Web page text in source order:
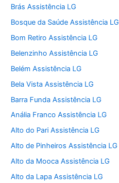
Brás Assistência LG
Bosque da Saúde Assistência LG
Bom Retiro Assistência LG
Belenzinho Assistência LG
Belém Assistência LG
Bela Vista Assistência LG
Barra Funda Assistência LG
Anália Franco Assistência LG
Alto do Pari Assistência LG
Alto de Pinheiros Assistência LG
Alto da Mooca Assistência LG
Alto da Lapa Assistência LG